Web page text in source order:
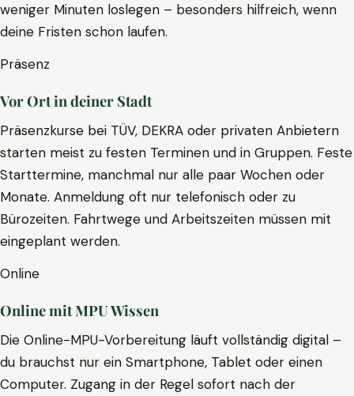
weniger Minuten loslegen – besonders hilfreich, wenn
deine Fristen schon laufen.
Präsenz
Vor Ort in deiner Stadt
Präsenzkurse bei TÜV, DEKRA oder privaten Anbietern
starten meist zu festen Terminen und in Gruppen. Feste
Starttermine, manchmal nur alle paar Wochen oder
Monate. Anmeldung oft nur telefonisch oder zu
Bürozeiten. Fahrtwege und Arbeitszeiten müssen mit
eingeplant werden.
Online
Online mit MPU Wissen
Die Online-MPU-Vorbereitung läuft vollständig digital –
du brauchst nur ein Smartphone, Tablet oder einen
Computer. Zugang in der Regel sofort nach der